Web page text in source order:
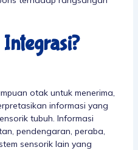
otak untuk menerima,
informasi yang
tubuh. Informasi
pendengaran, peraba,
sensorik lain yang